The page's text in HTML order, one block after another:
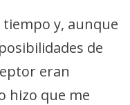
y, aunque
de
eran
hizo que me